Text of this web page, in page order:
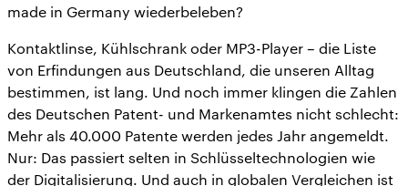
made in Germany wiederbeleben?
Kontaktlinse, Kühlschrank oder MP3-Player – die Liste
von Erfindungen aus Deutschland, die unseren Alltag
bestimmen, ist lang. Und noch immer klingen die Zahlen
des Deutschen Patent- und Markenamtes nicht schlecht:
Mehr als 40.000 Patente werden jedes Jahr angemeldt.
Nur: Das passiert selten in Schlüsseltechnologien wie
der Digitalisierung. Und auch in globalen Vergleichen ist